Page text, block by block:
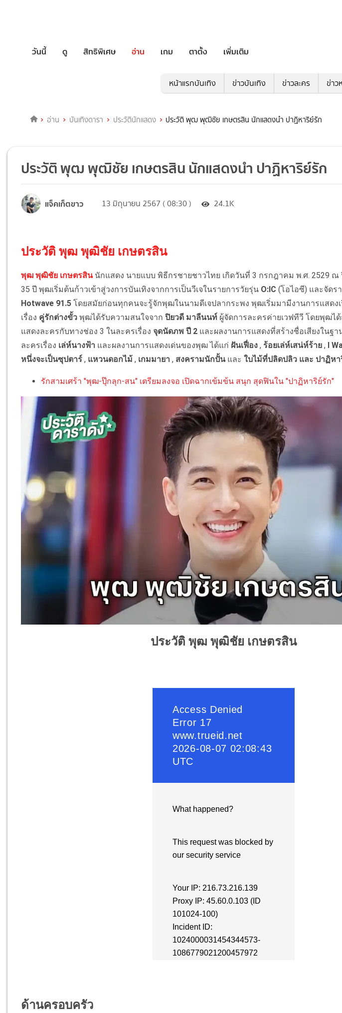
วันนี้ ดู สิทธิพิเศษ อ่าน เกม ตาตั้ง เพิ่มเติม
หน้าแรกบันเทิง ข่าวบันเทิง ข่าวละคร ข่าว
อ่าน บันเทิงดารา ประวัตินักแสดง ประวัติ พุฒ พุฒิชัย เกษตรสิน นักแสดงนำ ปาฏิหาริย์รัก
ประวัติ พุฒ พุฒิชัย เกษตรสิน นักแสดงนำ ปาฏิหาริย์รัก
แจ็คเก็ตขาว 13 มิถุนายน 2567 ( 08:30 ) 24.1K
ประวัติ พุฒ พุฒิชัย เกษตรสิน
พุฒ พุฒิชัย เกษตรสินนักแสดง นายแบบ พิธีกรชายชาวไทย เกิดวันที่ 3 กรกฎาคม พ.ศ. 2529 ณ
35 ปี พุฒเริ่มต้นก้าวเข้าสู่วงการบันเทิงจากการเป็นวีเจในรายการวัยรุ่น O:IC (โอไอซี) และจัดร
Hotwave 91.5 โดยสมัยก่อนทุกคนจะรู้จักพุฒในนามดีเจปลากระพง พุฒเริ่มมามีงานการแสดง
เรื่อง คู่รักต่างขั้ว พุฒได้รับความสนใจจาก ปิยวดี มาลีนนท์ ผู้จัดการละครค่ายเวฟทีวี โดยพุฒไ
แสดงละครกับทางช่อง 3 ในละครเรื่องจุดนัดภพ ปี 2 และผลงานการแสดงที่สร้างชื่อเสียงในฐา
ละครเรื่อง เล่ห์นางฟ้า และผลงานการแสดงเด่นของพุฒ ได้แก่ ฝันเฟื่อง , ร้อยเล่ห์เสน่ห์ร้าย ,
I
หนึ่งจะเป็นซุปตาร์ , แหวนดอกไม้ , เกมมายา , สงครามนักปั้นและ ใบไม้ที่ปลิดปลิว และ ปาฏิหา
รักสามเศร้า "พุฒ-ปุ๊กลุก-สน" เตรียมลงจอ เปิดฉากเข้มข้น สนุก สุดฟินใน "ปาฏิหาริย์รัก"
ประวัติ พุฒ พุฒิชัย เกษตรสิน
ด้านครอบครัว